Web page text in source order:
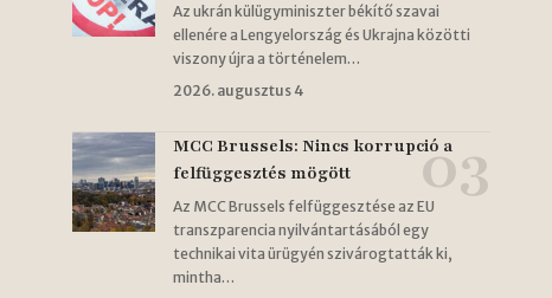
Az ukrán külügyminiszter békítő szavai
ellenére a Lengyelország és Ukrajna közötti
viszony újra a történelem…
2026. augusztus 4
MCC Brussels: Nincs korrupció a
felfüggesztés mögött
Az MCC Brussels felfüggesztése az EU
transzparencia nyilvántartásából egy
technikai vita ürügyén szivárogtatták ki,
mintha…